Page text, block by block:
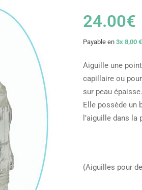
24.00€
Payable en 3x 8,00 €
Aiguille une
capillaire ou
sur peau épaisse.
Elle possède un
l’aiguille dans la
(Aiguilles pour